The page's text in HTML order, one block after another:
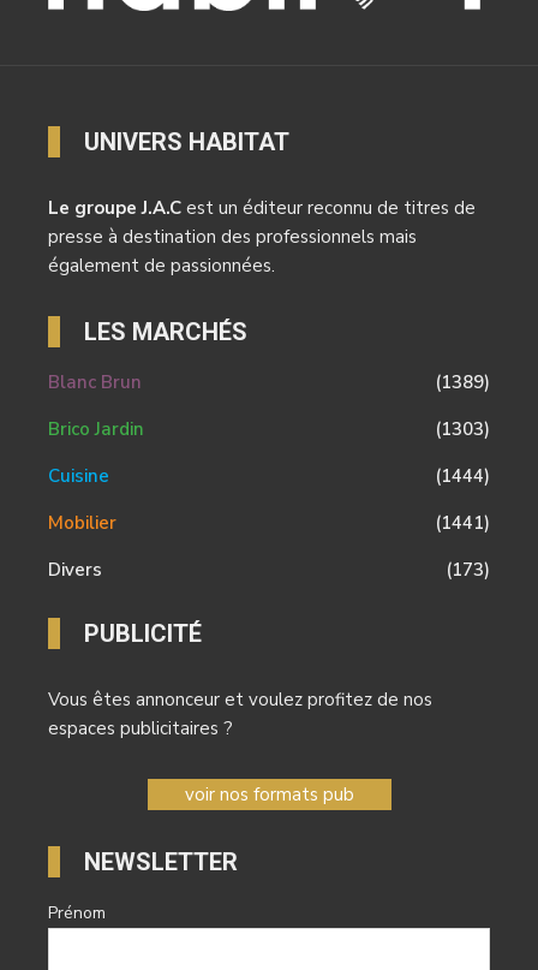
UNIVERS HABITAT
Le groupe J.A.C est un éditeur reconnu de titres de
presse à destination des professionnels mais
également de passionnées.
LES MARCHÉS
Blanc Brun
(1389)
Brico Jardin
(1303)
Cuisine
(1444)
Mobilier
(1441)
Divers
(173)
PUBLICITÉ
Vous êtes annonceur et voulez profitez de nos
espaces publicitaires ?
voir nos formats pub
NEWSLETTER
Prénom